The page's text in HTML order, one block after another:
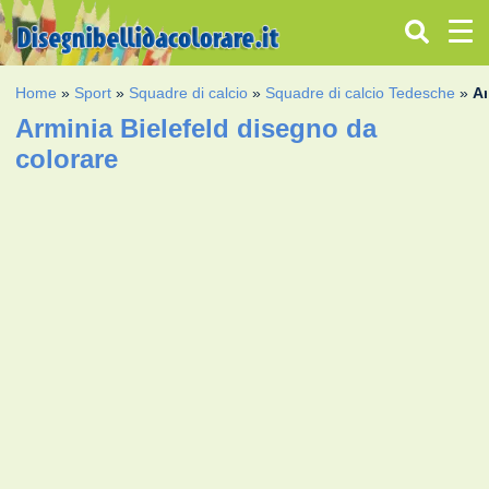
Home » Sport » Squadre di calcio » Squadre di calcio Tedesche »
Arminia Bielefeld disegno da
colorare